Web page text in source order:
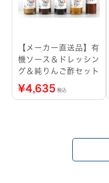
【メーカー直送品】有
機ソース＆ドレッシン
グ＆純りんご酢セット
¥4,635 税込